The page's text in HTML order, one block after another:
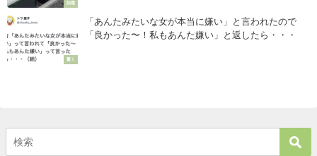
話題
驚く
「あんたみたいな女が本当に嫌い」と言われたので
「良かった〜！私もあんた嫌い」と返したら・・・